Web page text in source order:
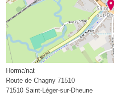
Horma'nat
Route de Chagny 71510
71510 Saint-Léger-sur-Dheune